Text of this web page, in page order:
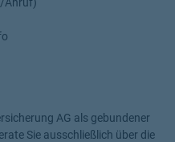
AG als gebundener
Sie ausschließlich über die